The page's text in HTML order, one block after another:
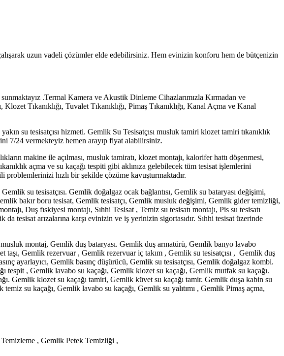
uzun vadeli çözümler elde edebilirsiniz. Hem evinizin konforu hem de bütçenizin
.Termal Kamera ve Akustik Dinleme Cihazlarımızla Kırmadan ve
Tıkanıklığı, Tuvalet Tıkanıklığı, Pimaş Tıkanıklığı, Kanal Açma ve Kanal
su tesisatçısı hizmeti. Gemlik Su Tesisatçısı musluk tamiri klozet tamiri tıkanıklık
7/24 vermekteyiz hemen arayıp fiyat alabilirsiniz.
makine ile açılması, musluk tamiratı, klozet montajı, kalorifer hattı döşenmesi,
açma ve su kaçağı tespiti gibi aklınıza gelebilecek tüm tesisat işlemlerini
problemlerinizi hızlı bir şekilde çözüme kavuşturmaktadır.
su tesisatçısı. Gemlik doğalgaz ocak bağlantısı, Gemlik su bataryası değişimi,
bakır boru tesisat, Gemlik tesisatçı, Gemlik musluk değişimi, Gemlik gider temizliği,
Duş fıskiyesi montajı, Sıhhi Tesisat , Temiz su tesisatı montajı, Pis su tesisatı
tesisat arızalarına karşı evinizin ve iş yerinizin sigortasıdır. Sıhhi tesisat üzerinde
montaj, Gemlik duş bataryası. Gemlik duş armatürü, Gemlik banyo lavabo
taşı, Gemlik rezervuar , Gemlik rezervuar iç takım , Gemlik su tesisatçısı , Gemlik duş
ayarlayıcı, Gemlik basınç düşürücü, Gemlik su tesisatçısı, Gemlik doğalgaz kombi.
tespit , Gemlik lavabo su kaçağı, Gemlik klozet su kaçağı, Gemlik mutfak su kaçağı.
Gemlik klozet su kaçağı tamiri, Gemlik küvet su kaçağı tamir. Gemlik duşa kabin su
su kaçağı, Gemlik lavabo su kaçağı, Gemlik su yalıtımı , Gemlik Pimaş açma,
, Gemlik Petek Temizliği ,